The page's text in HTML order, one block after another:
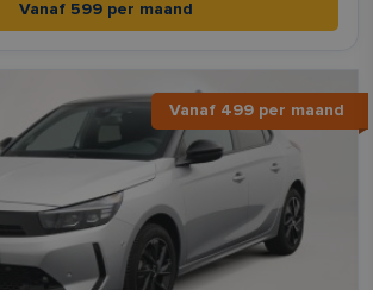
Vanaf 599 per maand
Vanaf 499 per maand